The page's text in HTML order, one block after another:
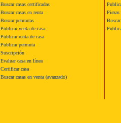
Buscar casas certificadas
Buscar casas en renta
Buscar permutas
Publicar venta de casa
Publicar renta de casa
Publicar permuta
Suscripción
Evaluar casa en línea
Certificar casa
Buscar casas en venta (avanzado)
Piezas